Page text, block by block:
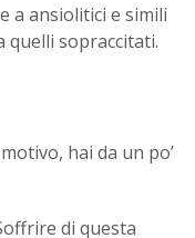
a ansiolitici e simili
sopraccitati.
hai da un po’
di questa